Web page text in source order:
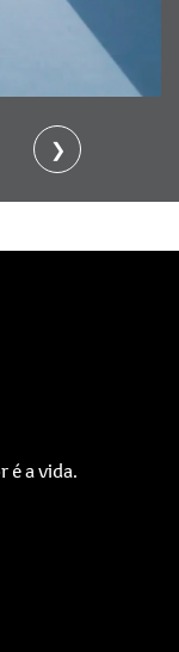
❯
é a vida.